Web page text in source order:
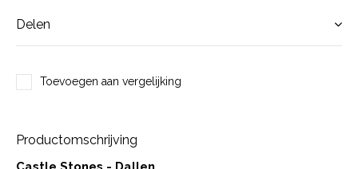
Delen
Toevoegen aan vergelijking
Productomschrijving